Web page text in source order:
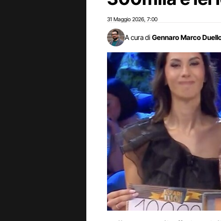
31 Maggio 2026 7:00
A cura di Gennaro Marco